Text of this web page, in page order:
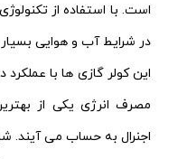
است. با استفاده از
در شرایط آب و هوایی
این کولر گازی ها با
مصرف انرژی یکی از
اجنرال به حساب می آیند.